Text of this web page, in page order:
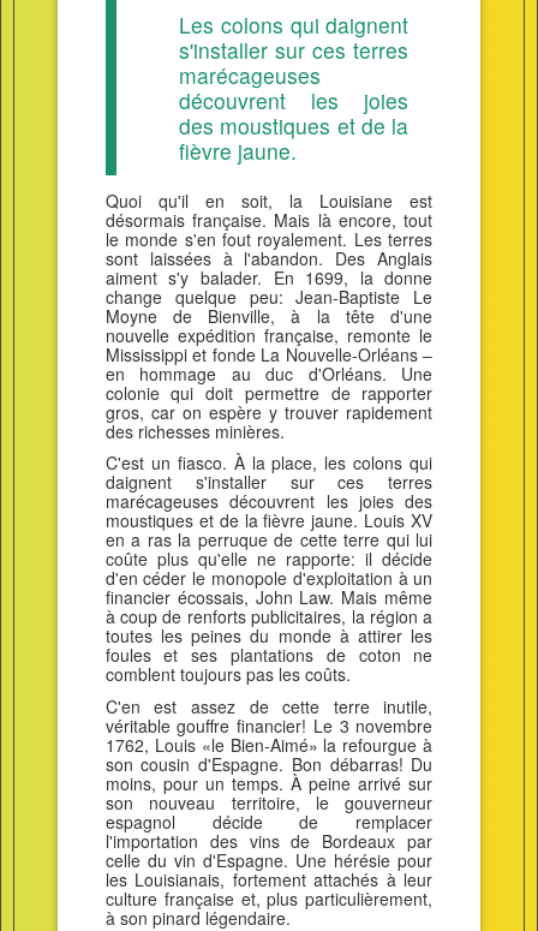
Les colons qui daignent
s'installer sur ces terres
marécageuses
découvrent les joies
des moustiques et de la
fièvre jaune.
Quoi qu'il en soit, la Louisiane est
désormais française. Mais là encore, tout
le monde s'en fout royalement. Les terres
sont laissées à l'abandon. Des Anglais
aiment s'y balader. En 1699, la donne
change quelque peu: Jean-Baptiste Le
Moyne de Bienville, à la tête d'une
nouvelle expédition française, remonte le
Mississippi et fonde La Nouvelle-Orléans –
en hommage au duc d'Orléans. Une
colonie qui doit permettre de rapporter
gros, car on espère y trouver rapidement
des richesses minières.
C'est un fiasco. À la place, les colons qui
daignent s'installer sur ces terres
marécageuses découvrent les joies des
moustiques et de la fièvre jaune. Louis XV
en a ras la perruque de cette terre qui lui
coûte plus qu'elle ne rapporte: il décide
d'en céder le monopole d'exploitation à un
financier écossais, John Law. Mais même
à coup de renforts publicitaires, la région a
toutes les peines du monde à attirer les
foules et ses plantations de coton ne
comblent toujours pas les coûts.
C'en est assez de cette terre inutile,
véritable gouffre financier! Le 3 novembre
1762, Louis «le Bien-Aimé» la refourgue à
son cousin d'Espagne. Bon débarras! Du
moins, pour un temps. À peine arrivé sur
son nouveau territoire, le gouverneur
espagnol décide de remplacer
l'importation des vins de Bordeaux par
celle du vin d'Espagne. Une hérésie pour
les Louisianais, fortement attachés à leur
culture française et, plus particulièrement,
à son pinard légendaire.